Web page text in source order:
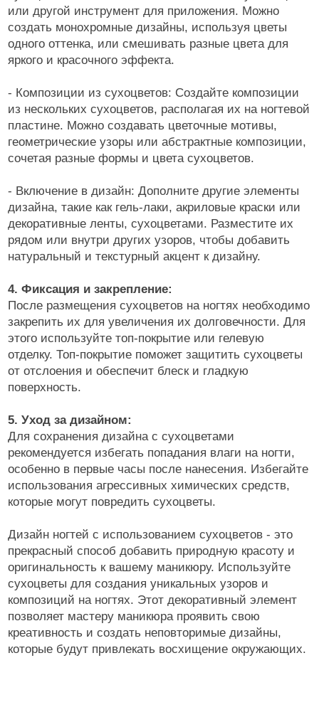
или другой инструмент для приложения. Можно
создать монохромные дизайны, используя цветы
одного оттенка, или смешивать разные цвета для
яркого и красочного эффекта.
- Композиции из сухоцветов: Создайте композиции
из нескольких сухоцветов, располагая их на ногтевой
пластине. Можно создавать цветочные мотивы,
геометрические узоры или абстрактные композиции,
сочетая разные формы и цвета сухоцветов.
- Включение в дизайн: Дополните другие элементы
дизайна, такие как гель-лаки, акриловые краски или
декоративные ленты, сухоцветами. Разместите их
рядом или внутри других узоров, чтобы добавить
натуральный и текстурный акцент к дизайну.
4. Фиксация и закрепление:
После размещения сухоцветов на ногтях необходимо
закрепить их для увеличения их долговечности. Для
этого используйте топ-покрытие или гелевую
отделку. Топ-покрытие поможет защитить сухоцветы
от отслоения и обеспечит блеск и гладкую
поверхность.
5. Уход за дизайном:
Для сохранения дизайна с сухоцветами
рекомендуется избегать попадания влаги на ногти,
особенно в первые часы после нанесения. Избегайте
использования агрессивных химических средств,
которые могут повредить сухоцветы.
Дизайн ногтей с использованием сухоцветов - это
прекрасный способ добавить природную красоту и
оригинальность к вашему маникюру. Используйте
сухоцветы для создания уникальных узоров и
композиций на ногтях. Этот декоративный элемент
позволяет мастеру маникюра проявить свою
креативность и создать неповторимые дизайны,
которые будут привлекать восхищение окружающих.